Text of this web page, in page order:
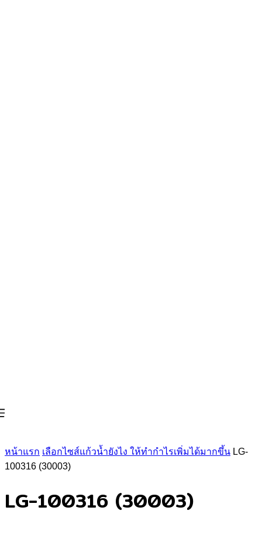
หน้าแรก เลือกไซส์แก้วน้ำยังไง ให้ทำกำไรเพิ่มได้มากขึ้น LG-
100316 (30003)
LG-100316 (30003)